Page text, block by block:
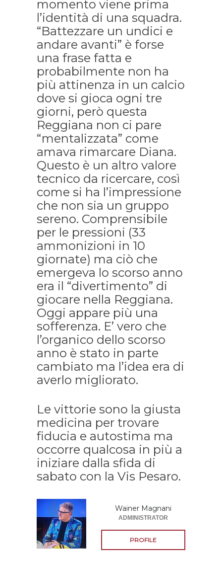
momento viene prima
l’identità di una squadra.
“Battezzare un undici e
andare avanti” è forse
una frase fatta e
probabilmente non ha
più attinenza in un calcio
dove si gioca ogni tre
giorni, però questa
Reggiana non ci pare
“mentalizzata” come
amava rimarcare Diana.
Questo è un altro valore
tecnico da ricercare, così
come si ha l’impressione
che non sia un gruppo
sereno. Comprensibile
per le pressioni (33
ammonizioni in 10
giornate) ma ciò che
emergeva lo scorso anno
era il “divertimento” di
giocare nella Reggiana.
Oggi appare più una
sofferenza. E’ vero che
l’organico dello scorso
anno è stato in parte
cambiato ma l’idea era di
averlo migliorato.
Le vittorie sono la giusta
medicina per trovare
fiducia e autostima ma
occorre qualcosa in più a
iniziare dalla sfida di
sabato con la Vis Pesaro.
Wainer Magnani
ADMINISTRATOR
PROFILE